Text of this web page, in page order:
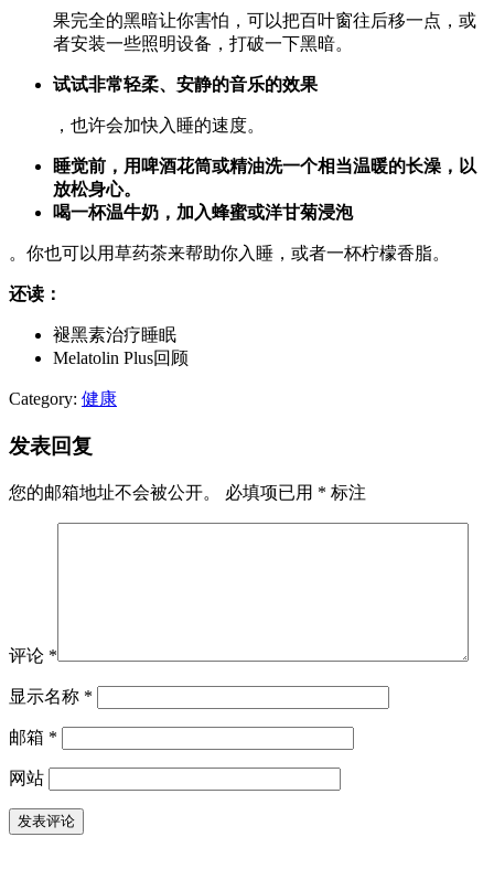
果完全的黑暗让你害怕，可以把百叶窗往后移一点，或
者安装一些照明设备，打破一下黑暗。
试试非常轻柔、安静的音乐的效果
，也许会加快入睡的速度。
睡觉前，用啤酒花筒或精油洗一个相当温暖的长澡，以
放松身心。
喝一杯温牛奶，加入蜂蜜或洋甘菊浸泡
。你也可以用草药茶来帮助你入睡，或者一杯柠檬香脂。
还读：
褪黑素治疗睡眠
Melatolin Plus回顾
Category: 健康
发表回复
您的邮箱地址不会被公开。 必填项已用 * 标注
评论 *
显示名称 *
邮箱 *
网站